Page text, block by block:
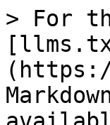
> For